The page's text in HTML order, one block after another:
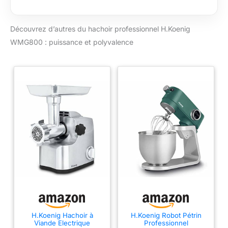
MARCHE-ARRIERE :
Équipé de 2 vitesses
comprend également
marche-arrière pour
désengorgement du
dispositif en cas de
besoin. OPTIONS DE
HACHAGE
POLYVALENTES : La
acier inoxydable
assure une coupe
nette et durable. Le
Découvrez d’autres du hachoir professionnel H.Koenig
WMG800 : puissance et polyvalence
H.Koenig Hachoir à
Viande Electrique
H.Koenig Robot Pétrin
Professionnel